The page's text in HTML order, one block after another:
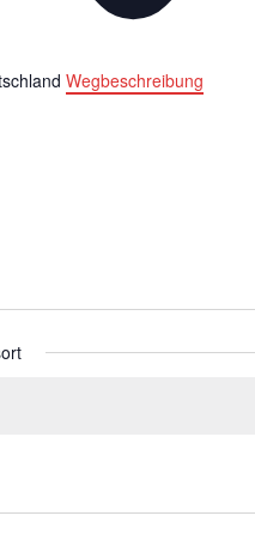
Wegbeschreibung